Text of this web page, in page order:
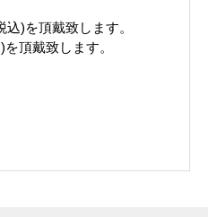
込)を頂戴致します。
頂戴致します。